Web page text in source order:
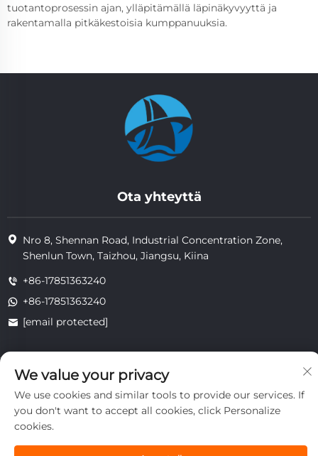
tuotantoprosessin ajan, ylläpitämällä läpinäkyvyyttä ja
rakentamalla pitkäkestoisia kumppanuuksia.
Ota yhteyttä
Nro 8, Shennan Road, Industrial Concentration Zone,
Shenlun Town, Taizhou, Jiangsu, Kiina
+86-17851363240
+86-17851363240
[email protected]
Copyright © 2025 Jiangsu Tongzhou Heat Resistant Technology
yksityisyys
We value your privacy
We use cookies and similar tools to provide our services. If
you don't want to accept all cookies, click Personalize
cookies.